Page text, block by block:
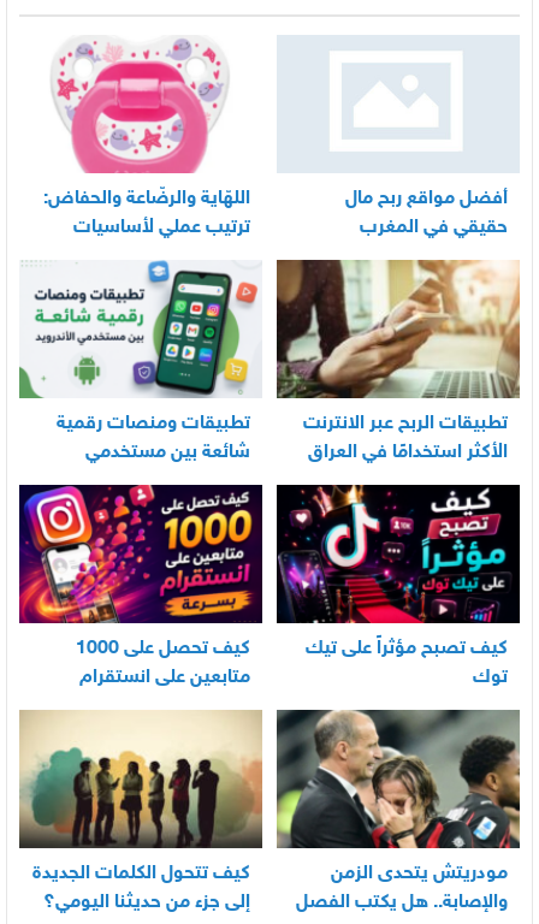
أفضل مواقع ربح مال
حقيقي في المغرب
اللهّاية والرضّاعة والحفاض:
ترتيب عملي لأساسيات
العناية اليومية بالرضيع
تطبيقات الربح عبر الانترنت
الأكثر استخدامًا في العراق
تطبيقات ومنصات رقمية
شائعة بين مستخدمي
الأندرويد
كيف تصبح مؤثراً على تيك
توك
كيف تحصل على 1000
متابعين على انستقرام
بسرعة
مودريتش يتحدى الزمن
والإصابة.. هل يكتب الفصل
كيف تتحول الكلمات الجديدة
إلى جزء من حديثنا اليومي؟